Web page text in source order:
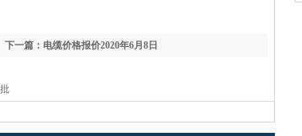
下一篇：电缆价格报价2020年6月8日